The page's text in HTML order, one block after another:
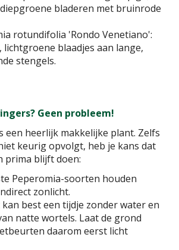
bladeren met bruinrode
rotundifolia 'Rondo Venetiano':
lichtgroene blaadjes aan lange,
stengels.
Geen probleem!
een heerlijk makkelijke plant. Zelfs
keurig opvolgt, heb je kans dat
prima blijft doen:
Peperomia-soorten houden
zonlicht.
best een tijdje zonder water en
natte wortels. Laat de grond
daarom eerst licht